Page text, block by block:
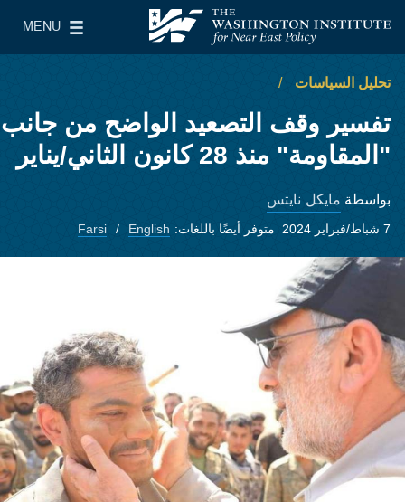
معهد واشنطن لسياسات الشرق الأدنى
MENU
Main Menu
تحليل السياسات
تفسير وقف التصعيد الواضح من جانب
"المقاومة" منذ 28 كانون الثاني/يناير
بواسطة مايكل نايتس
7 شباط/فبراير 2024 متوفر أيضًا باللغات: English
Farsi